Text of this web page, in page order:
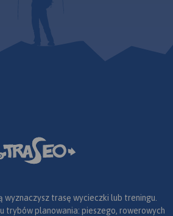
wyznaczysz trasę wycieczki lub treningu.
trybów planowania: pieszego, rowerowych